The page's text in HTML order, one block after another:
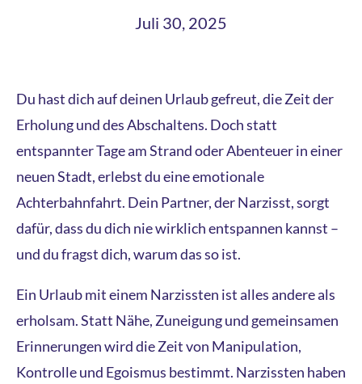
Juli 30, 2025
Du hast dich auf deinen Urlaub gefreut, die Zeit der
Erholung und des Abschaltens. Doch statt
entspannter Tage am Strand oder Abenteuer in einer
neuen Stadt, erlebst du eine emotionale
Achterbahnfahrt. Dein Partner, der Narzisst, sorgt
dafür, dass du dich nie wirklich entspannen kannst –
und du fragst dich, warum das so ist.
Ein Urlaub mit einem Narzissten ist alles andere als
erholsam. Statt Nähe, Zuneigung und gemeinsamen
Erinnerungen wird die Zeit von Manipulation,
Kontrolle und Egoismus bestimmt. Narzissten haben